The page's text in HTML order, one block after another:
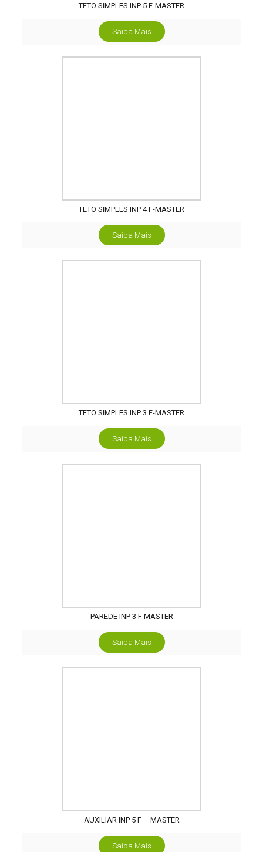
TETO SIMPLES INP 5 F-MASTER
Saiba Mais
TETO SIMPLES INP 4 F-MASTER
Saiba Mais
TETO SIMPLES INP 3 F-MASTER
Saiba Mais
PAREDE INP 3 F MASTER
Saiba Mais
AUXILIAR INP 5 F – MASTER
Saiba Mais